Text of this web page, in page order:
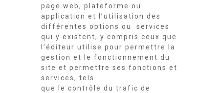
page web, plateforme ou
application et l’utilisation des
différentes options ou services
qui y existent, y compris ceux que
l’éditeur utilise pour permettre la
gestion et le fonctionnement du
site et permettre ses fonctions et
services, tels
que le contrôle du trafic de